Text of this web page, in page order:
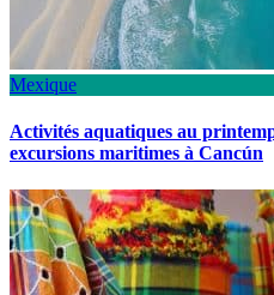
Mexique
Activités aquatiques au
excursions maritimes à Cancún